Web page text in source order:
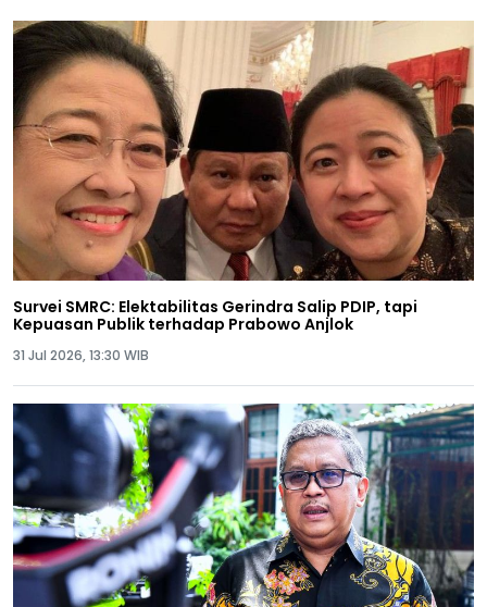
Survei SMRC: Elektabilitas Gerindra Salip PDIP, tapi
Kepuasan Publik terhadap Prabowo Anjlok
31 Jul 2026, 13:30 WIB